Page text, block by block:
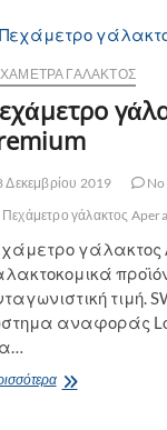
25
λίτρων
ΓΆΛΑΚΤΟΣ
Δεκεμβρίου 2019
No
Πεχάμετρο γάλακτος
γάλακτος
τιμή.
αναφοράς
Πεχάμετρο